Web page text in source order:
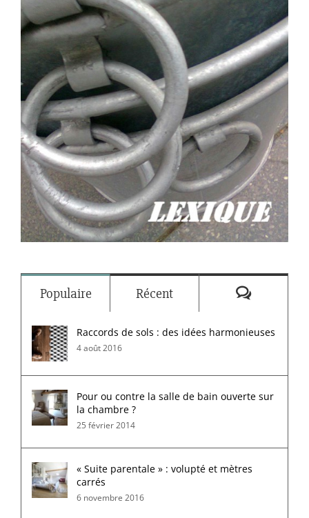
Populaire Récent
Raccords de sols : des idées harmonieuses
4 août 2016
Pour ou contre la salle de bain ouverte sur
la chambre ?
25 février 2014
« Suite parentale » : volupté et mètres
carrés
6 novembre 2016